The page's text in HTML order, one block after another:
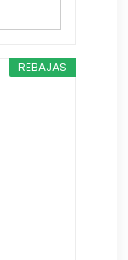
REBAJAS